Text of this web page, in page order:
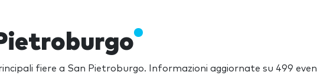
fiere a San Pietroburgo. Informazioni aggiornate su 499